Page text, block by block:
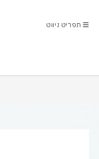
תפריט ניווט